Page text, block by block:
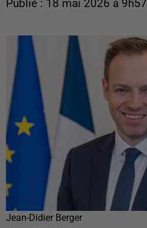
Publié : 18 mai 2026 à 9h57
Jean-Didier Berger